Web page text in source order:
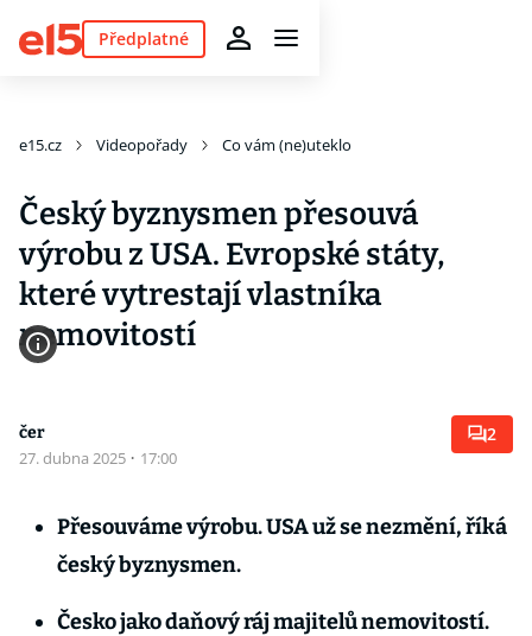
Předplatné
e15.cz Videopořady Co vám (ne)uteklo
Český byznysmen přesouvá
výrobu z USA. Evropské státy,
které vytrestají vlastníka
nemovitostí
čer
27. dubna 2025 · 17:00
2
Přesouváme výrobu. USA už se nezmění, říká
český byznysmen.
Česko jako daňový ráj majitelů nemovitostí.